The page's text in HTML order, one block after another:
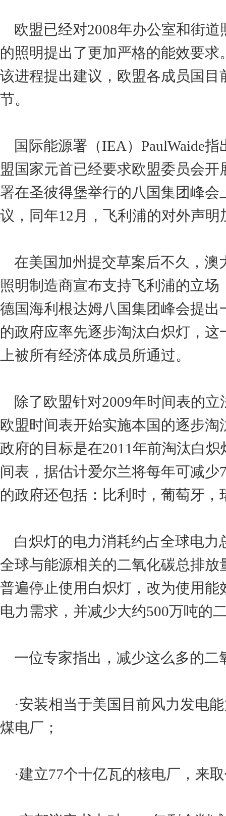
欧盟已经对2008年办公室和街道
的照明提出了更加严格的能效要
该进程提出建议，欧盟各成员国
节。
国际能源署（IEA）PaulWaide
盟国家元首已经要求欧盟委员会
署在圣彼得堡举行的八国集团峰
议，同年12月，飞利浦的对外声
在美国加州提交草案后不久，澳
照明制造商宣布支持飞利浦的立
德国海利根达姆八国集团峰会提
的政府应率先逐步淘汰白炽灯，
上被所有经济体成员所通过。
除了欧盟针对2009年时间表的立
欧盟时间表开始实施本国的逐步
政府的目标是在2011年前淘汰白
间表，据估计爱尔兰将每年可减
的政府还包括：比利时，葡萄牙，
白炽灯的电力消耗约占全球电力
全球与能源相关的二氧化碳总排放
普遍停止使用白炽灯，改为使用
电力需求，并减少大约500万吨的
一位专家指出，减少这么多的二
·安装相当于美国目前风力发电
煤电厂；
·建立77个十亿瓦的核电厂，来